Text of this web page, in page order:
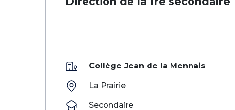
Collège Jean de la Mennais
La Prairie
Secondaire